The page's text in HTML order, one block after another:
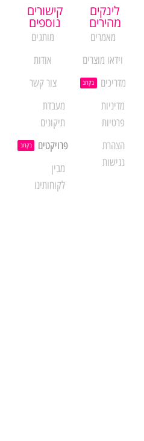
לינקים
מהירים
מאמרים
וידאו מוצרים
מדריכים
בקרוב
מדיניות
פרטיות
הצהרת
נגישות
קישורים
נוספים
מותגים
אודות
צור קשר
מעבדת
תיקונים
פרויקטים
בקרוב
מבין
לקוחותינו